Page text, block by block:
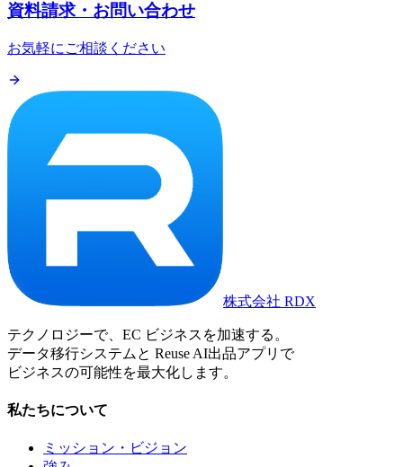
資料請求・お問い合わせ
お気軽にご相談ください
株式会社 RDX
テクノロジーで、EC ビジネスを加速する。
データ移行システムと Reuse AI出品アプリで
ビジネスの可能性を最大化します。
私たちについて
ミッション・ビジョン